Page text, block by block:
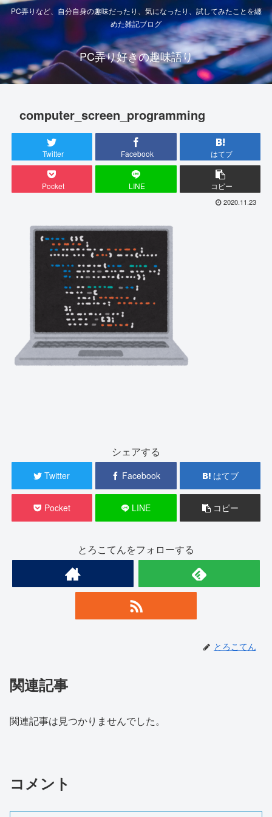
PC弄りなど、自分自身の趣味だったり、気になったり、試してみたことを纏
めた雑記ブログ
PC弄り好きの趣味語り
computer_screen_programming
Twitter Facebook はてブ
Pocket LINE コピー
2020.11.23
シェアする
Twitter Facebook はてブ
Pocket LINE コピー
とろこてんをフォローする
とろこてん
関連記事
関連記事は見つかりませんでした。
コメント